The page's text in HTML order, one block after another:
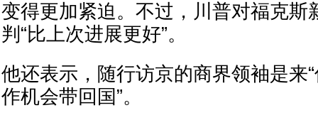
变得更加紧迫。不过，川普对福克斯
判“比上次进展更好”。
他还表示，随行访京的商界领袖是来“
作机会带回国”。